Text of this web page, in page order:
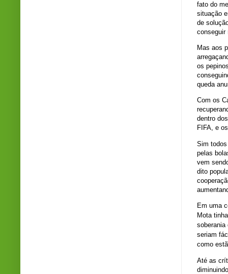
fato do
situação
de
conseguir
Mas aos
os
queda
Com os
dentro
FIFA, e
Sim
pelas
vem
dito
Em uma
Mota
soberania
seriam
como
Até as